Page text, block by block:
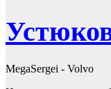
MegaSergei - Volvo